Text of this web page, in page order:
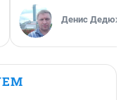
Денис